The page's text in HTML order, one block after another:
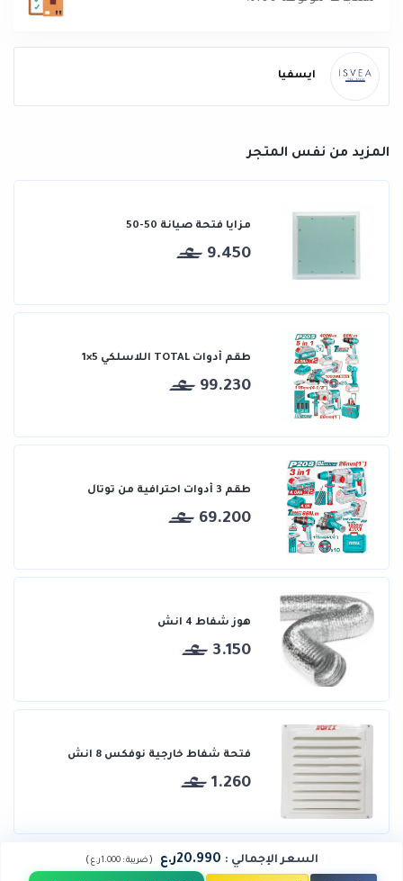
ايسفيا
المزيد من نفس المتجر
مزايا فتحة صيانة 50-50
9.450
طقم أدوات TOTAL اللاسلكي 5×1
99.230
طقم 3 أدوات احترافية من توتال
69.200
هوز شفاط 4 انش
3.150
فتحة شفاط خارجية نوفكس 8 انش
1.260
السعر الإجمالي : 20.990ر.ع ( ضريبة :1.000ر.ع )